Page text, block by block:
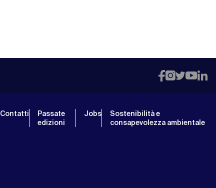
Contatti
Passate
edizioni
Jobs
Sostenibilità e
consapevolezza ambientale